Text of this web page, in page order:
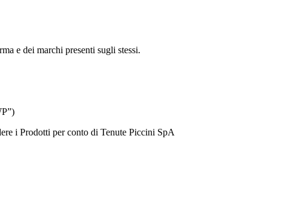
e dei marchi presenti sugli stessi.
i Prodotti per conto diTenute Piccini SpA